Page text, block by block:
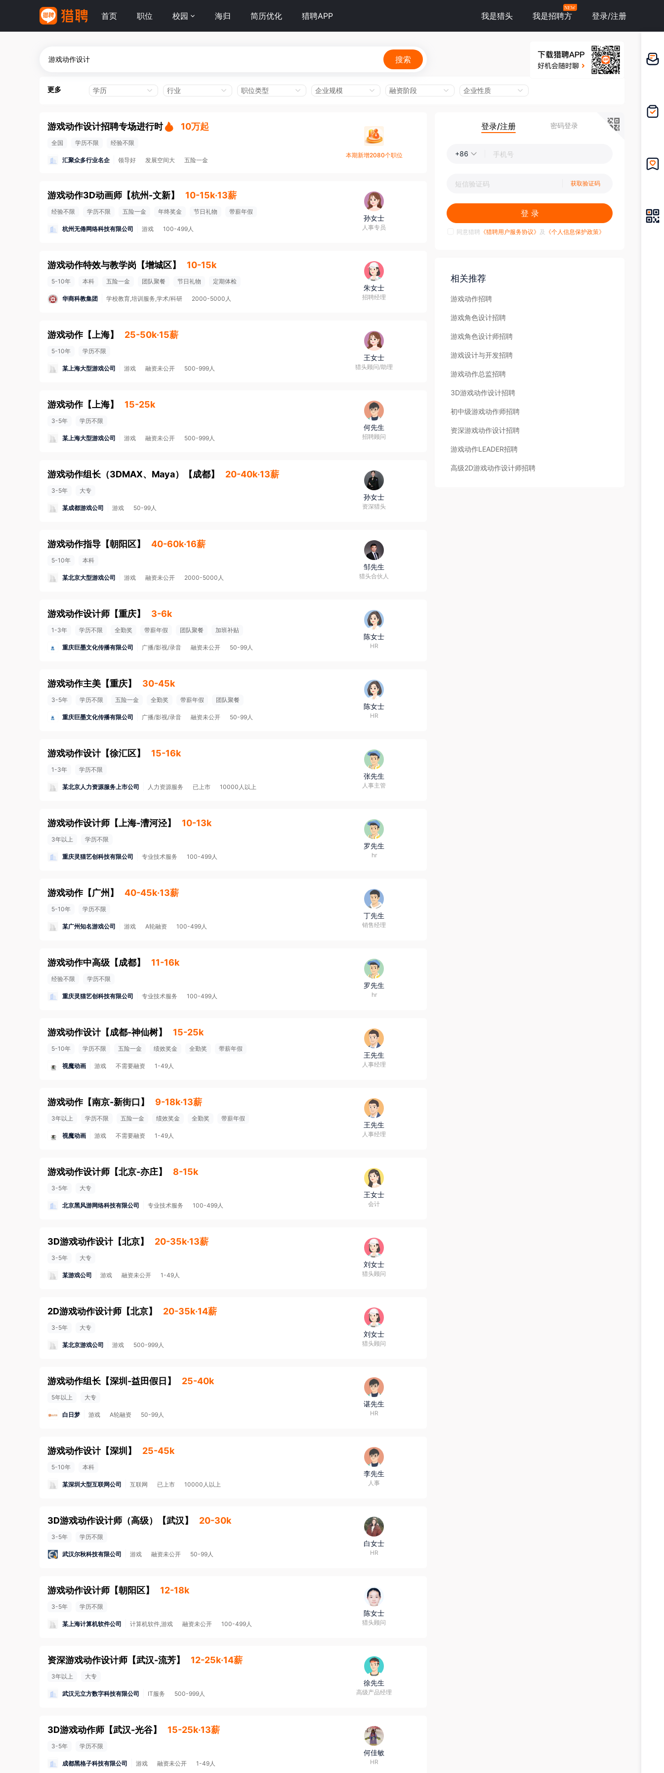
首页 职位 校园 海归 简历优化 猎聘APP 我是猎头 我是招聘方
NEW
登录/注册
搜索
更多 学历 行业 职位类型 企业规模 融资阶段 企业性质
游戏动作设计招聘专场进行时 10万起
全国 学历不限 经验不限
汇聚众多行业名企 领导好 发展空间大 五险一金
本期新增2080个职位
游戏动作3D动画师 【杭州-文新】 10-15k·13薪
经验不限 学历不限 五险一金 年终奖金 节日礼物 带薪年假
杭州无倦网络科技有限公司 游戏 100-499人
孙女士
人事专员
游戏动作特效与教学岗 【增城区】 10-15k
5-10年 本科 五险一金 团队聚餐 节日礼物 定期体检
华商科教集团 学校教育,培训服务,学术/科研 2000-5000人
朱女士
招聘经理
游戏动作 【 上海】 25-50k·15薪
5-10年 学历不限
某上海大型游戏公司 游戏 融资未公开 500-999人
王女士
猎头顾问/助理
游戏动作 【 上海】 15-25k
3-5年 学历不限
某上海大型游戏公司 游戏 融资未公开 500-999人
何先生
招聘顾问
游戏动作组长（3DMAX、Maya） 【成都】 20-40k·13薪
3-5年 大专
某成都游戏公司 游戏 50-99人
孙女士
资深猎头
游戏动作指导 【朝阳区】 40-60k·16薪
5-10年 本科
某北京大型游戏公司 游戏 融资未公开 2000-5000人
邹先生
猎头合伙人
游戏动作设计师 【重庆】 3-6k
1-3年 学历不限 全勤奖 带薪年假 团队聚餐 加班补贴
重庆巨墨文化传播有限公司 广播/影视/录音 融资未公开 50-99人
陈女士
HR
游戏动作主美 【重庆】 30-45k
3-5年 学历不限 五险一金 全勤奖 带薪年假 团队聚餐
重庆巨墨文化传播有限公司 广播/影视/录音 融资未公开 50-99人
陈女士
HR
游戏动作设计 【徐汇区】 15-16k
1-3年 学历不限
某北京人力资源服务上市公司 人力资源服务 已上市 10000人以上
张先生
人事主管
游戏动作设计师 【 上海-漕河泾】 10-13k
3年以上 学历不限
重庆灵猫艺创科技有限公司 专业技术服务 100-499人
罗先生
hr
游戏动作 【广州 】 40-45k·13薪
5-10年 学历不限
某广州知名游戏公司 游戏 A轮融资 100-499人
丁先生
销售经理
游戏动作中高级 【成都】 11-16k
经验不限 学历不限
重庆灵猫艺创科技有限公司 专业技术服务 100-499人
罗先生
hr
游戏动作设计 【成都-神仙树】 15-25k
5-10年 学历不限 五险一金 绩效奖金 全勤奖 带薪年假
视魔动画 游戏 不需要融资 1-49人
王先生
人事经理
游戏动作 【南京-新街口 】 9-18k·13薪
3年以上 学历不限 五险一金 绩效奖金 全勤奖 带薪年假
视魔动画 游戏 不需要融资 1-49人
王先生
人事经理
游戏动作设计师 【北京-亦庄】 8-15k
3-5年 大专
北京黑风游网络科技有限公司 专业技术服务 100-499人
王女士
会计
3D游戏动作设计 【北京】 20-35k·13薪
3-5年 大专
某游戏公司 游戏 融资未公开 1-49人
刘女士
猎头顾问
2D游戏动作设计师 【北京】 20-35k·14薪
3-5年 大专
某北京游戏公司 游戏 500-999人
刘女士
猎头顾问
游戏动作组长 【深圳-益田假日 】 25-40k
5年以上 大专
白日梦 游戏 A轮融资 50-99人
谌先生
HR
游戏动作设计 【深圳 】 25-45k
5-10年 本科
某深圳大型互联网公司 互联网 已上市 10000人以上
李先生
人事
3D游戏动作设计师（高级） 【武汉 】 20-30k
3-5年 学历不限
武汉尔秋科技有限公司 游戏 融资未公开 50-99人
白女士
HR
游戏动作设计师 【朝阳区】 12-18k
3-5年 学历不限
某上海计算机软件公司 计算机软件,游戏 融资未公开 100-499人
陈女士
猎头顾问
资深游戏动作设计师 【武汉-流芳】 12-25k·14薪
3年以上 大专
武汉元立方数字科技有限公司 IT服务 500-999人
徐先生
高级产品经理
3D游戏动作师 【武汉-光谷】 15-25k·13薪
3-5年 学历不限
成都黑格子科技有限公司 游戏 融资未公开 1-49人
何佳敏
HR
登录/注册 密码登录
+86
获取验证码
登 录
同意猎聘 《猎聘用户服务协议》 及 《个人信息保护政策》
相关推荐
游戏动作招聘
游戏角色设计招聘
游戏角色设计师招聘
游戏设计与开发招聘
游戏动作总监招聘
3D游戏动作设计招聘
初中级游戏动作师招聘
资深游戏动作设计招聘
游戏动作LEADER招聘
高级2D游戏动作设计师招聘